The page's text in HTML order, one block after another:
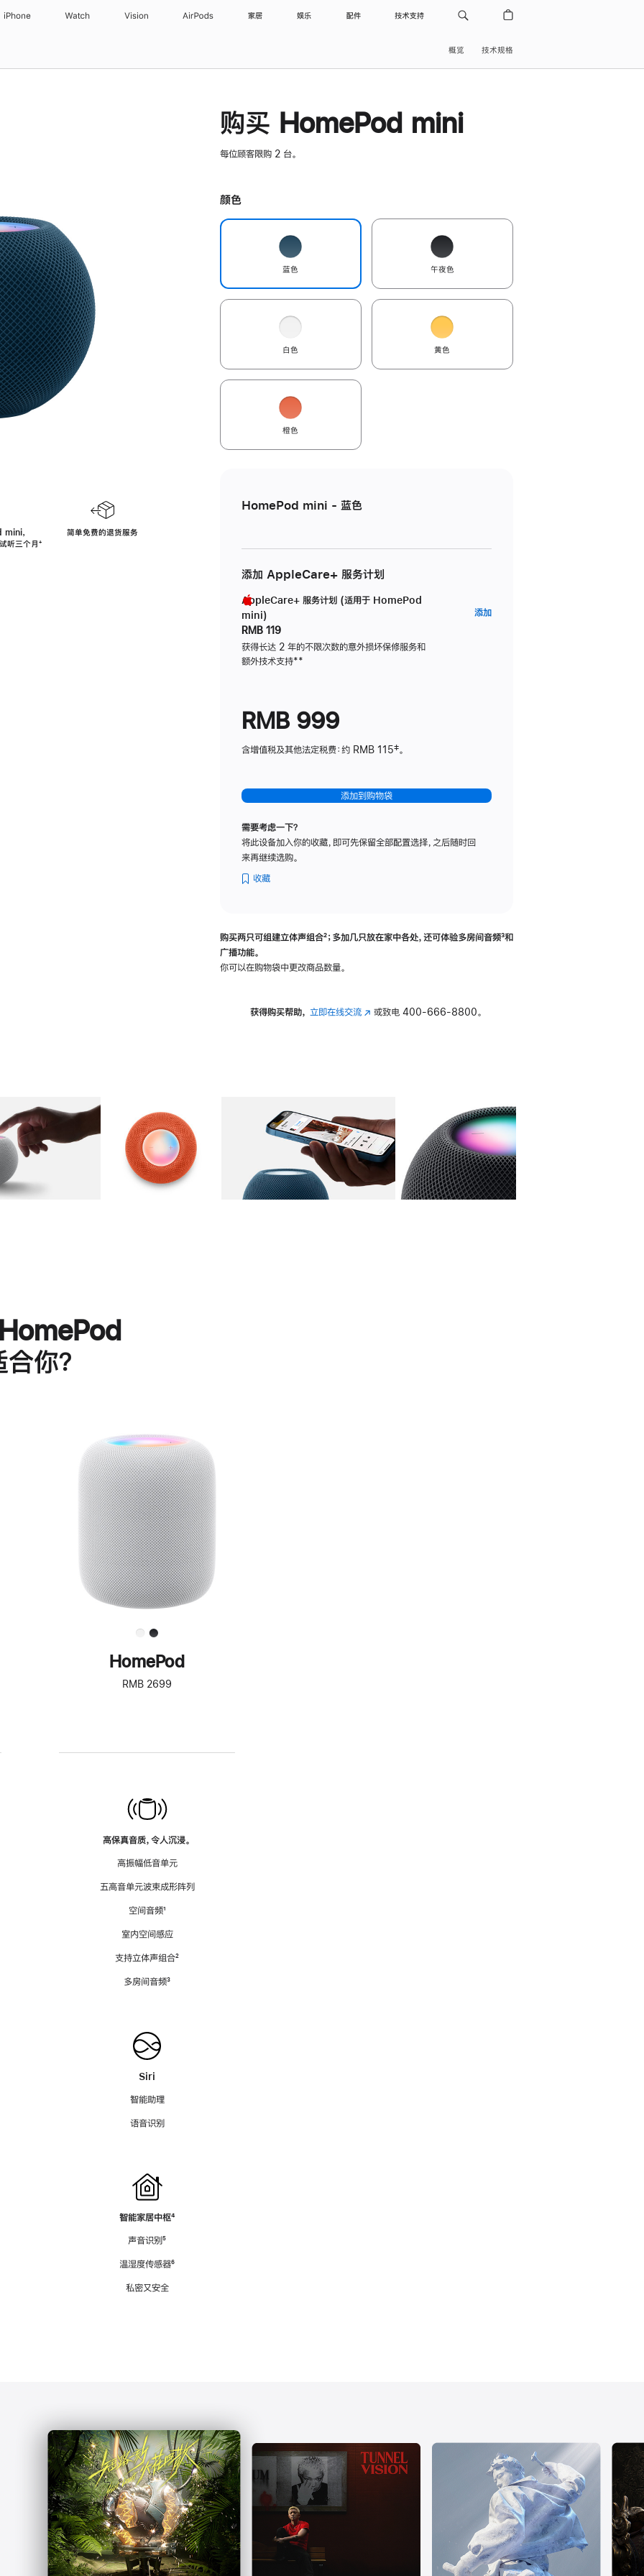
iPhone Watch Vision AirPods 家居 娱乐 配件 技术支持
概览 技术规格
，
听三个月脚
⁺
简单免费的退货服务
购买 HomePod mini
每位顾客限购 2 台。
颜色
蓝色 午夜色
白色 黄色
橙色
HomePod mini - 蓝色
添加 AppleCare+ 服务计划
AppleCare+ 服务计划 (适用于 HomePod
mini)
RMB 119
获得长达 2 年的不限次数的意外损坏保修服务和
额外技术支持脚
**
添加AppleCare+
RMB 999
含增值税及其他法定税费：约 RMB 115‡。
添加到购物袋
需要考虑一下？
将此设备加入你的收藏，即可先保留全部配置选择，之后随时回
来再继续选购。
收藏
购买两只可组建立体声组合脚
²；多加几只放在家中各处，还可体验多‍房‍间音频脚
³和
广播功能。
你可以在购物袋中更改商品数量。
获得购买帮助， 立即在线交流(在 或致电 400-666-8800。
图库 图像 图库 图像 图库 图像 4 图库 图像 5
你？
进
一
步
了
解
HomePod<
HomePod
RMB 2699
高保真音质，令人沉浸。
高振幅低音单元
五高音单元波束成形阵列
空间音频脚
¹
室内空间感应
支持立体声组合脚
²
多房间音频脚
³
Siri
智能助理
语音识别
智能家居中枢脚
⁴
声音识别脚
⁵
温湿度传感器脚
⁶
私密又安全